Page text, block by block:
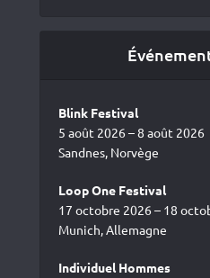
Blink Festival
5 août 2026 – 8 août 2026
Sandnes, Norvège
Loop One Festival
17 octobre 2026 – 18
Munich, Allemagne
Individuel Hommes